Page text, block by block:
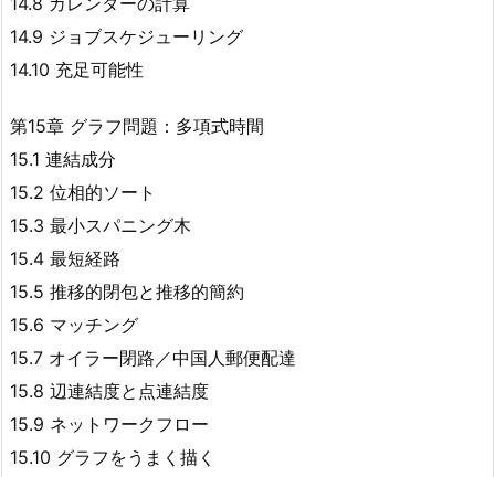
14.9 ジョブスケジューリング
14.10 充足可能性
第15章 グラフ問題：多項式時間
15.1 連結成分
15.2 位相的ソート
15.3 最小スパニング木
15.4 最短経路
15.5 推移的閉包と推移的簡約
15.6 マッチング
15.7 オイラー閉路／中国人郵便配達
15.8 辺連結度と点連結度
15.9 ネットワークフロー
15.10 グラフをうまく描く